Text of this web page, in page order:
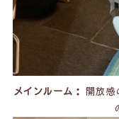
メインルーム： 開放感